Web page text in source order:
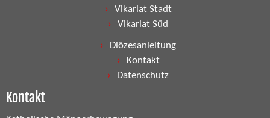
Vikariat Stadt
Vikariat Süd
Diözesanleitung
Kontakt
Datenschutz
Kontakt